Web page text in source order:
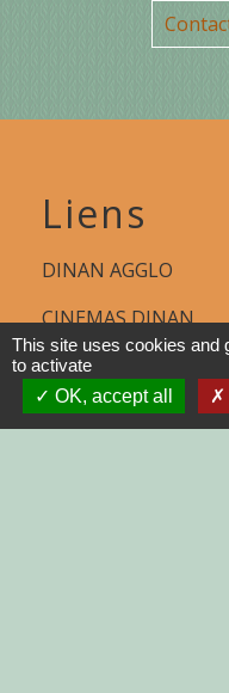
Liens
DINAN AGGLO
CINEMAS DINAN
COTES D'ARMOR
REGION BRETAGNE
This site uses cookies and
to activate
OK, accept all